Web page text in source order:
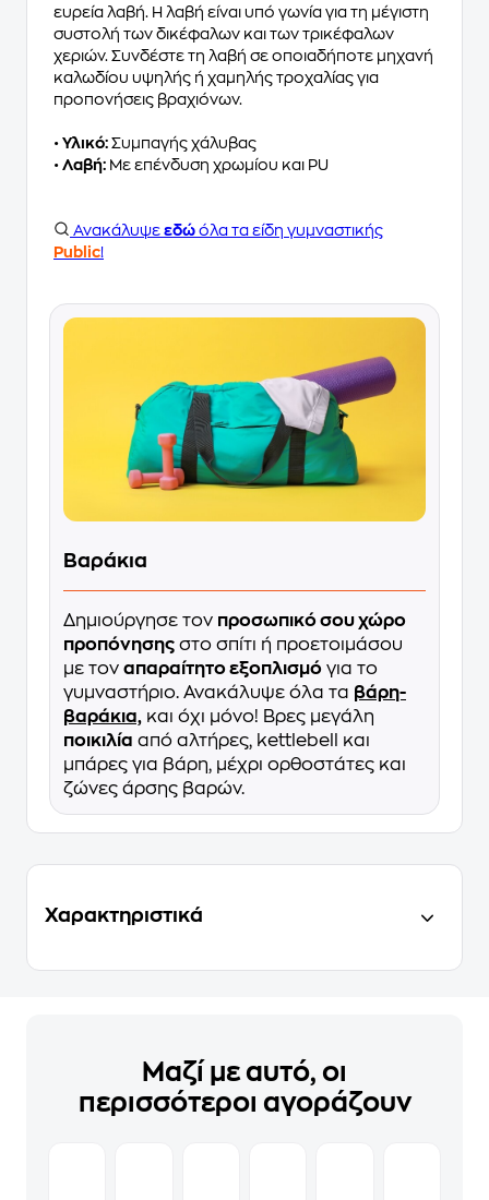
ευρεία λαβή. Η λαβή είναι υπό γωνία για τη μέγιστη
συστολή των δικέφαλων και των τρικέφαλων
χεριών. Συνδέστε τη λαβή σε οποιαδήποτε μηχανή
καλωδίου υψηλής ή χαμηλής τροχαλίας για
προπονήσεις βραχιόνων.
• Υλικό: Συμπαγής χάλυβας
• Λαβή: Με επένδυση χρωμίου και PU
Ανακάλυψε εδώ όλα τα είδη γυμναστικής
Public!
Bαράκια
Δημιούργησε τον προσωπικό σου χώρο
προπόνησης στο σπίτι ή προετοιμάσου
με τον απαραίτητο εξοπλισμό για το
γυμναστήριο. Ανακάλυψε όλα τα βάρη-
βαράκια, και όχι μόνο! Βρες μεγάλη
ποικιλία από αλτήρες, kettlebell και
μπάρες για βάρη, μέχρι ορθοστάτες και
ζώνες άρσης βαρών.
Χαρακτηριστικά
Μαζί με αυτό, οι
περισσότεροι αγοράζουν